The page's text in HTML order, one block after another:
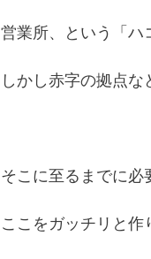
営業所、という「ハ
しかし赤字の拠点な
そこに至るまでに必
ここをガッチリと作